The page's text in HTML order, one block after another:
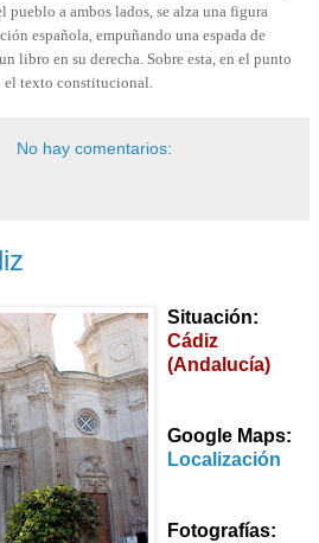
pueblo a ambos lados, se alza una figura
española, empuñando una espada de
libro en su derecha. Sobre esta, en el punto
el texto constitucional.
No hay comentarios:
Situación:
Cádiz
(Andalucía)
Google Maps:
Localización
Fotografías: